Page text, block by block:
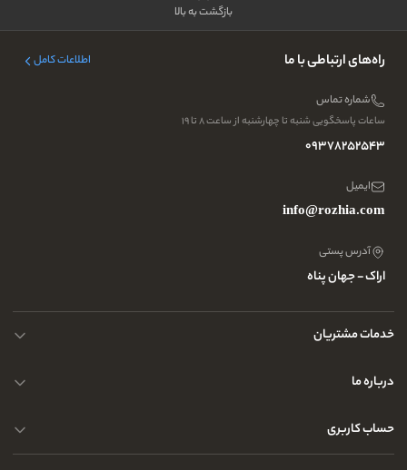
بازگشت به بالا
راه‌های ارتباطی با ما اطلاعات کامل
شماره تماس
ساعات پاسخگویی شنبه تا چهارشنبه از ساعت ۸ تا ۱۹
09378252543
ایمیل
info@rozhia.com
آدرس پستی
اراک - جهان پناه
خدمات مشتریان
حریم خصوصی کاربران
تماس با ما
درباره ما
سوالات متداول
آدرس فروشگاه
حساب کاربری